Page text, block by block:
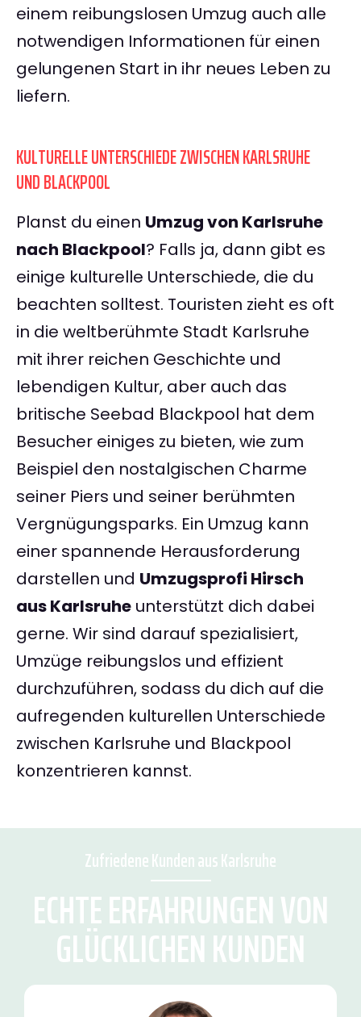
einem reibungslosen Umzug auch alle
notwendigen Informationen für einen
gelungenen Start in ihr neues Leben zu
liefern.
KULTURELLE UNTERSCHIEDE ZWISCHEN KARLSRUHE
UND BLACKPOOL
Planst du einen Umzug von Karlsruhe
nach Blackpool? Falls ja, dann gibt es
einige kulturelle Unterschiede, die du
beachten solltest. Touristen zieht es oft
in die weltberühmte Stadt Karlsruhe
mit ihrer reichen Geschichte und
lebendigen Kultur, aber auch das
britische Seebad Blackpool hat dem
Besucher einiges zu bieten, wie zum
Beispiel den nostalgischen Charme
seiner Piers und seiner berühmten
Vergnügungsparks. Ein Umzug kann
einer spannende Herausforderung
darstellen und Umzugsprofi Hirsch
aus Karlsruhe unterstützt dich dabei
gerne. Wir sind darauf spezialisiert,
Umzüge reibungslos und effizient
durchzuführen, sodass du dich auf die
aufregenden kulturellen Unterschiede
zwischen Karlsruhe und Blackpool
konzentrieren kannst.
Zufriedene Kunden aus Karlsruhe
ECHTE ERFAHRUNGEN VON
GLÜCKLICHEN KUNDEN